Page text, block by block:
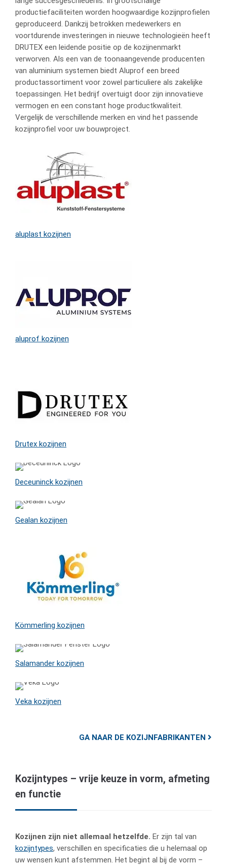
productiefaciliteiten worden hoogwaardige kozijnprofielen
geproduceerd. Dankzij betrokken medewerkers en
voortdurende investeringen in nieuwe technologieën heeft
DRUTEX een leidende positie op de kozijnenmarkt
verworven. Als een van de toonaangevende producenten
van aluminium systemen biedt Aluprof een breed
productassortiment voor zowel particuliere als zakelijke
toepassingen. Het bedrijf overtuigt door zijn innovatieve
vermogen en een constant hoge productkwaliteit.
Vergelijk de verschillende merken en vind het passende
kozijnprofiel voor uw bouwproject.
aluplast kozijnen
aluprof kozijnen
Drutex kozijnen
Deceuninck kozijnen
Gealan kozijnen
Kömmerling kozijnen
Salamander kozijnen
Veka kozijnen
GA NAAR DE KOZIJNFABRIKANTEN
Kozijntypes – vrije keuze in vorm, afmeting
en functie
Kozijnen zijn niet allemaal hetzelfde. Er zijn tal van
kozijntypes, verschillen en specificaties die u helemaal op
uw wensen kunt afstemmen. Het begint al bij de vorm –